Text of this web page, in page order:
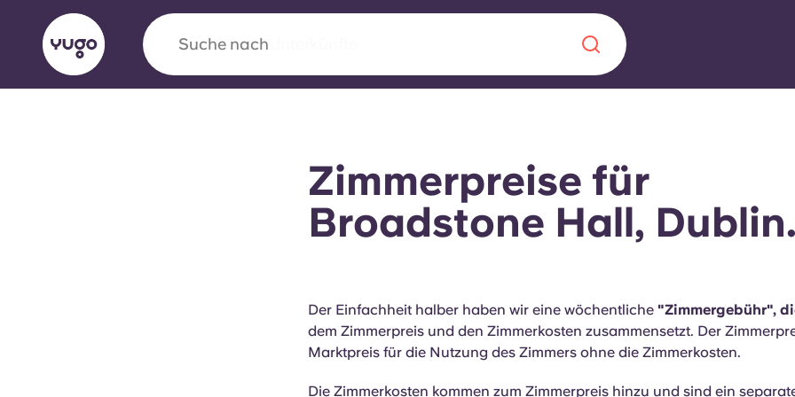
Suche nach
Studentenwohnheime
Die wegweisende Partnerschaft Yugomit VCARB sorgt für
Innovation, Ehrgeiz und unvergessliche Momente für die
Häufig
Blog
Zimmerpreise für
Broadstone Hall, Dublin.
Der Einfachheit halber haben wir eine wöchentliche "Zimmergebühr",
dem Zimmerpreis und den Zimmerkosten zusammensetzt. Der
Marktpreis für die Nutzung des Zimmers ohne die Zimmerkosten.
Die Zimmerkosten kommen zum Zimmerpreis hinzu und sind ein